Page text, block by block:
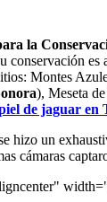
la
conservación
Montes
), Meseta
de jaguar en
hizo un
cámaras